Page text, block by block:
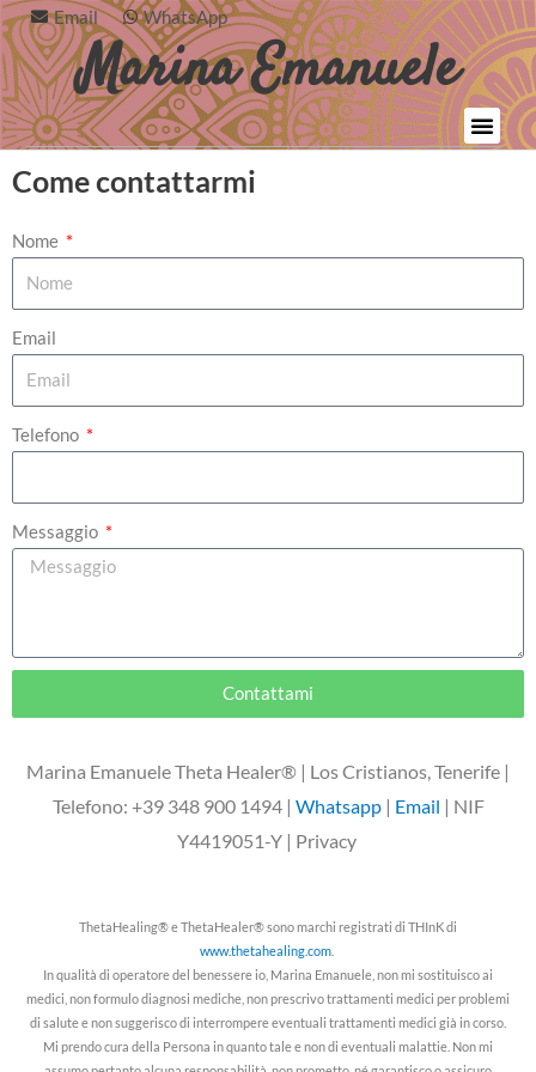
Vai
al
contenuto
Email WhatsApp
Marina Emanuele
Come contattarmi
Nome
Email
Telefono
Messaggio
Contattami
Marina Emanuele Theta Healer® | Los Cristianos, Tenerife |
Telefono: +39 348 900 1494 | Whatsapp| Email | NIF
Y4419051-Y | Privacy
ThetaHealing® e ThetaHealer® sono marchi registrati di THInK di
www.thetahealing.com
In qualità di operatore del benessere io, Marina Emanuele, non mi sostituisco ai
medici, non formulo diagnosi mediche, non prescrivo trattamenti medici per problemi
di salute e non suggerisco di interrompere eventuali trattamenti medici già in corso.
Mi prendo cura della Persona in quanto tale e non di eventuali malattie. Non mi